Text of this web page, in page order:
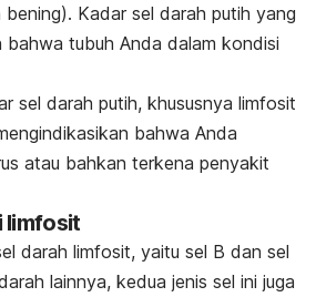
bening). Kadar sel darah putih yang
bahwa tubuh Anda dalam kondisi
sel darah putih, khususnya limfosit
bahwa Anda
atau bahkan terkena penyakit
limfosit
darah limfosit, yaitu sel B dan sel
lainnya, kedua jenis sel ini juga